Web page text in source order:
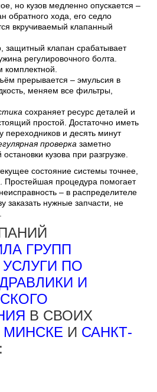
но кузов медленно опускается –
обратного хода, его седло
вкручиваемый клапанный
защитный клапан срабатывает
регулировочного болта.
прерывается – эмульсия в
меняем все фильтры,
сохраняет ресурс деталей и
простой. Достаточно иметь
переходников и десять минут
проверка заметно
кузова при разгрузке.
состояние системы точнее,
Простейшая процедура помогает
– в распределителе
заказать нужные запчасти, не
ГРУПП
УСЛУГИ ПО
И
В СВОИХ
МИНСКЕ И САНКТ-
: